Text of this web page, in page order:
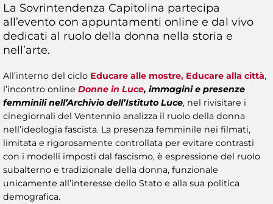
La Sovrintendenza Capitolina partecipa
all’evento con appuntamenti online e dal vivo
dedicati al ruolo della donna nella storia e
nell’arte.
All’interno del ciclo Educare alle mostre, Educare alla città,
l’incontro online Donne in Luce, immagini e presenze
femminili nell’Archivio dell’Istituto Luce, nel rivisitare i
cinegiornali del Ventennio analizza il ruolo della donna
nell’ideologia fascista. La presenza femminile nei filmati,
limitata e rigorosamente controllata per evitare contrasti
con i modelli imposti dal fascismo, è espressione del ruolo
subalterno e tradizionale della donna, funzionale
unicamente all’interesse dello Stato e alla sua politica
demografica.